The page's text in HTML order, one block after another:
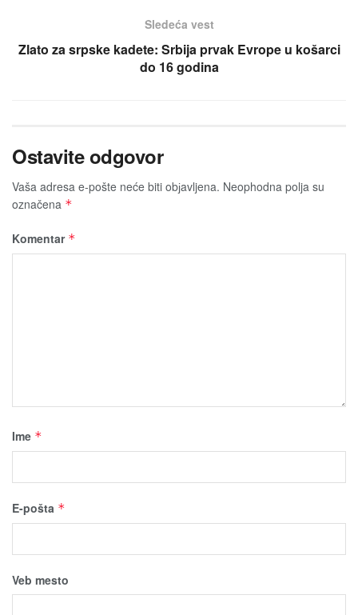
Sledeća vest
Zlato za srpske kadete: Srbija prvak Evrope u košarci
do 16 godina
Ostavite odgovor
Vaša adresa e-pošte neće biti obјavljena. Neophodna polja su
označena *
Komentar *
Ime *
E-pošta *
Veb mesto